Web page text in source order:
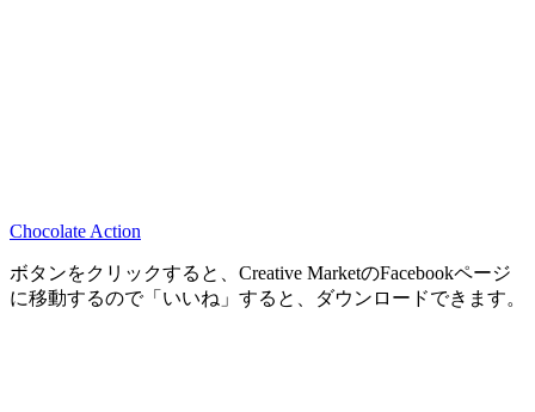
Chocolate Action
ボタンをクリックすると、Creative MarketのFacebookページ
に移動するので「いいね」すると、ダウンロードできます。